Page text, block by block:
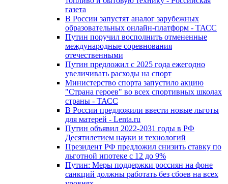
газета
В России запустят аналог зарубежных
образовательных онлайн-платформ - ТАСС
Путин поручил восполнить отмененные
международные соревнования
отечественными
Путин предложил с 2025 года ежегодно
увеличивать расходы на спорт
Министерство спорта запустило акцию
"Страна героев" во всех спортивных школах
страны - ТАСС
В России предложили ввести новые льготы
для матерей - Lenta.ru
Путин объявил 2022-2031 годы в РФ
Десятилетием науки и технологий
Президент РФ предложил снизить ставку по
льготной ипотеке с 12 до 9%
Путин: Меры поддержки россиян на фоне
санкций должны работать без сбоев на всех